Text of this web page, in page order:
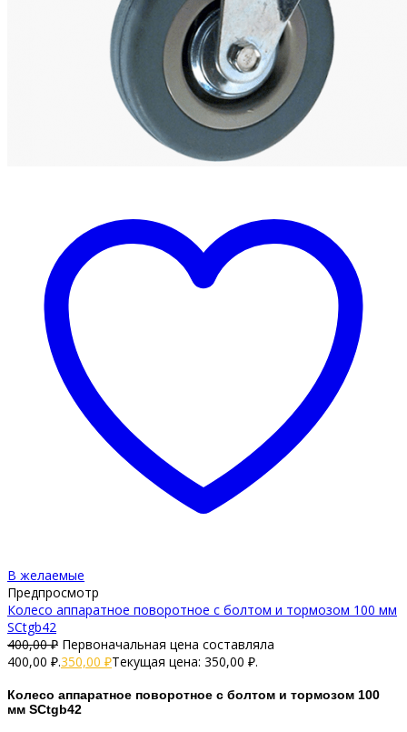
В желаемые
Предпросмотр
Колесо аппаратное поворотное с болтом и тормозом 100 мм
SCtgb42
400,00₽ Первоначальная цена составляла
400,00 ₽.350,00 ₽Текущая цена: 350,00 ₽.
Колесо аппаратное поворотное с болтом и тормозом 100
мм SCtgb42